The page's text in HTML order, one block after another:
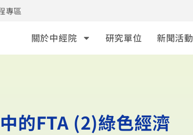
專區
關於中經院 研究單位 新聞活動
的FTA (2)綠色經濟